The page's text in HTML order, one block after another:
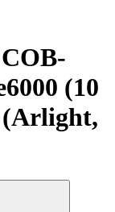
(10
(Arlight,